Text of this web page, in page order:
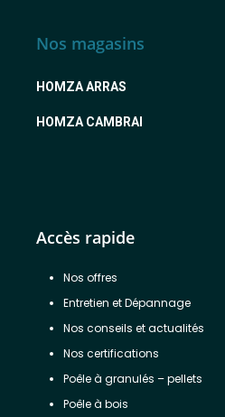
Nos magasins
HOMZA ARRAS
HOMZA CAMBRAI
Accès rapide
Nos offres
Entretien et Dépannage
Nos conseils et actualités
Nos certifications
Poêle à granulés – pellets
Poêle à bois